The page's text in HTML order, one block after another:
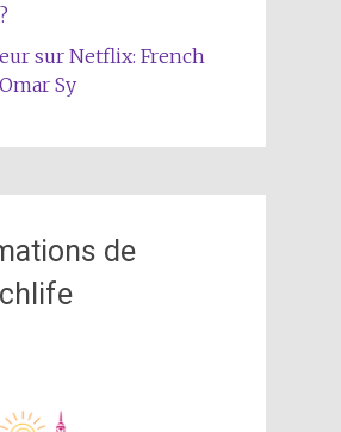
sur Netflix: French
Sy
de